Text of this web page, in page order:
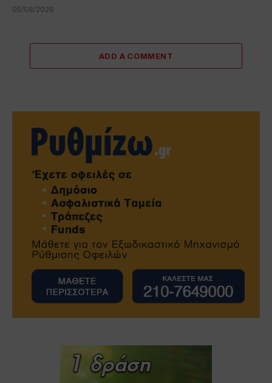
05/08/2026
ADD A COMMENT